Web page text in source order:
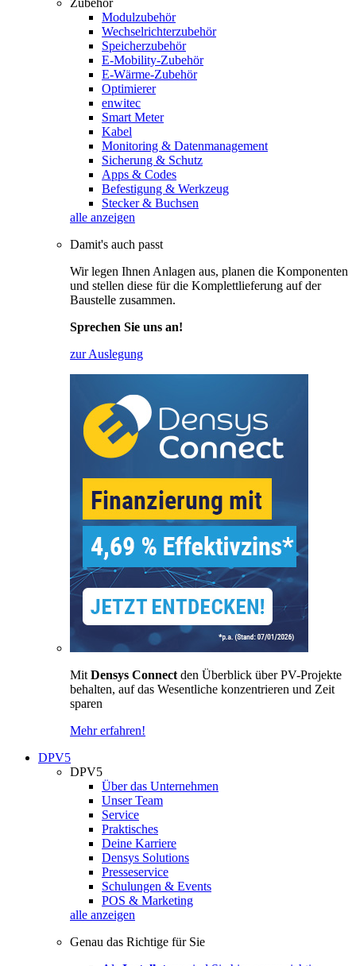
Modulzubehör
Wechselrichterzubehör
Speicherzubehör
E-Mobility-Zubehör
E-Wärme-Zubehör
Optimierer
enwitec
Smart Meter
Kabel
Monitoring & Datenmanagement
Sicherung & Schutz
Apps & Codes
Befestigung & Werkzeug
Stecker & Buchsen
alle anzeigen
Damit's auch passt
Wir legen Ihnen Anlagen aus, planen die Komponenten
und stellen diese für die Komplettlieferung auf der
Baustelle zusammen.
Sprechen Sie uns an!
zur Auslegung
Mit Densys Connect den Überblick über PV-Projekte
behalten, auf das Wesentliche konzentrieren und Zeit
sparen
Mehr erfahren!
DPV5
DPV5
Über das Unternehmen
Unser Team
Service
Praktisches
Deine Karriere
Densys Solutions
Presseservice
Schulungen & Events
POS & Marketing
alle anzeigen
Genau das Richtige für Sie